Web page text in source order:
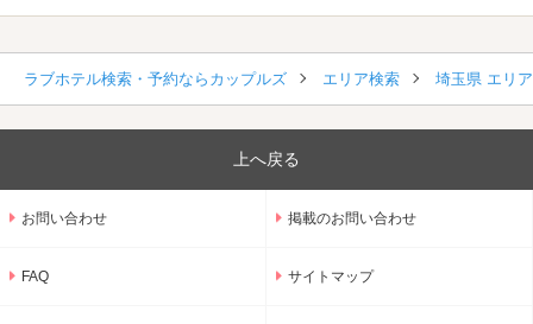
ラブホテル検索・予約ならカップルズ エリア検索 埼玉県 エリ
上へ戻る
お問い合わせ 掲載のお問い合わせ
FAQ サイトマップ